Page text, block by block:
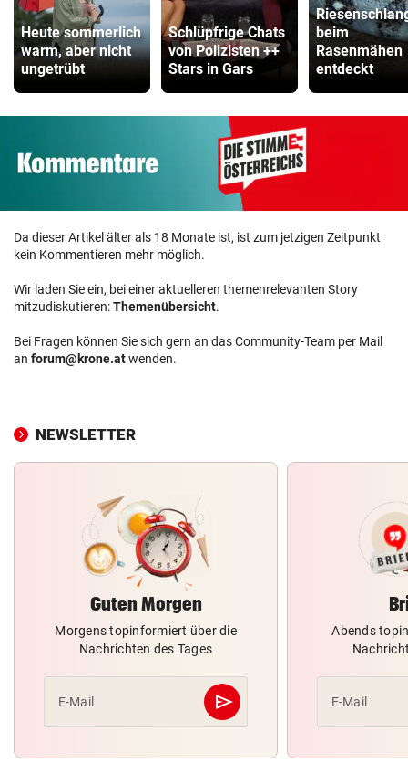
Heute sommerlich
warm, aber nicht
ungetrübt
Schlüpfrige Chats
von Polizisten ++
Stars in Gars
beim
Rasenmähen
entdeckt
Da dieser Artikel älter als 18 Monate ist, ist zum jetzigen Zeitpunkt
kein Kommentieren mehr möglich.
Wir laden Sie ein, bei einer aktuelleren themenrelevanten Story
mitzudiskutieren:Themenübersicht.
Bei Fragen können Sie sich gern an das Community-Team per Mail
an forum@krone.atwenden.
NEWSLETTER
Guten Morgen
Morgens topinformiert über die
Nachrichten des Tages
E-Mail send
Abschicken
Abends
E-Mail